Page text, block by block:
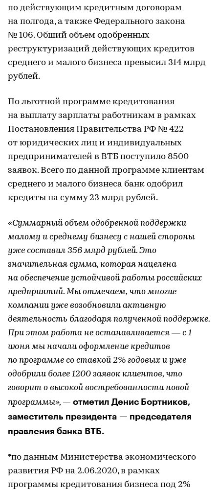
по действующим кредитным договорам
на полгода, а также Федерального закона
№ 106. Общий объем одобренных
реструктуризаций действующих кредитов
среднего и малого бизнеса превысил 314 млрд
рублей.
По льготной программе кредитования
на выплату зарплаты работникам в рамках
Постановления Правительства РФ № 422
от юридических лиц и индивидуальных
предпринимателей в ВТБ поступило 8500
заявок. Всего по данной программе клиентам
среднего и малого бизнеса банк одобрил
кредиты на сумму 23 млрд рублей.
«Суммарный объем одобренной поддержки
малому и среднему бизнесу с нашей стороны
уже составил 356 млрд рублей. Это
значительная сумма, которая нацелена
на обеспечение устойчивой работы российских
предприятий. Мы отмечаем, что многие
компании уже возобновили активную
деятельность благодаря полученной поддержке.
При этом работа не останавливается — с 1
июня мы начали оформление кредитов
по программе со ставкой 2% годовых и уже
одобрили более 1200 заявок клиентов, что
говорит о высокой востребованности новой
программы», — отметил Денис Бортников,
заместитель президента — председателя
правления банка ВТБ.
*по данным Министерства экономического
развития РФ на 2.06.2020, в рамках
программы кредитования бизнеса под 2%